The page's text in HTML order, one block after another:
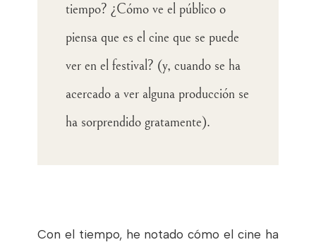
tiempo? ¿Cómo ve el público o
piensa que es el cine que se puede
ver en el festival? (y, cuando se ha
acercado a ver alguna producción se
ha sorprendido gratamente).
Con el tiempo, he notado cómo el cine ha